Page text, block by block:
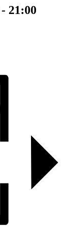
- 21:00